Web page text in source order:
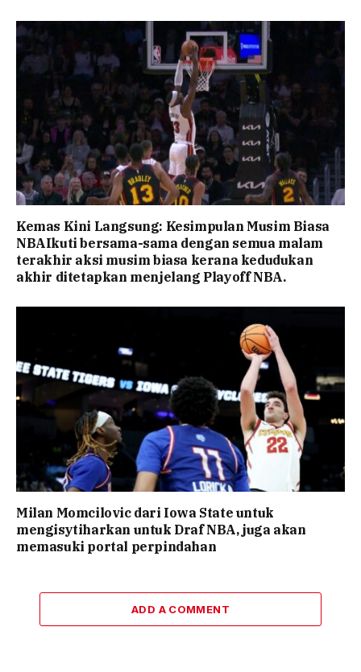
Kemas Kini Langsung: Kesimpulan Musim Biasa
NBAIkuti bersama-sama dengan semua malam
terakhir aksi musim biasa kerana kedudukan
akhir ditetapkan menjelang Playoff NBA.
Milan Momcilovic dari Iowa State untuk
mengisytiharkan untuk Draf NBA, juga akan
memasuki portal perpindahan
ADD A COMMENT